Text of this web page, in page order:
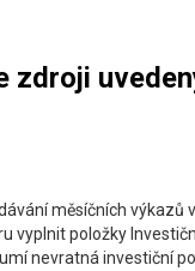
zdroji
měsíčních výkazů
vyplnit položky
nevratná investiční